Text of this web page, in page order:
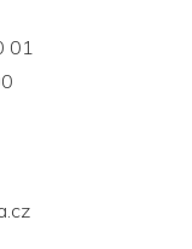
01